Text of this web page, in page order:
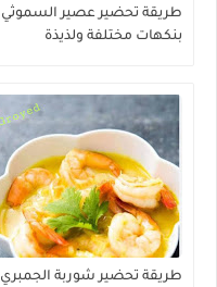
طريقة تحضير عصير السموثي
بنكهات مختلفة ولذيذة
طريقة تحضير شوربة الجمبري